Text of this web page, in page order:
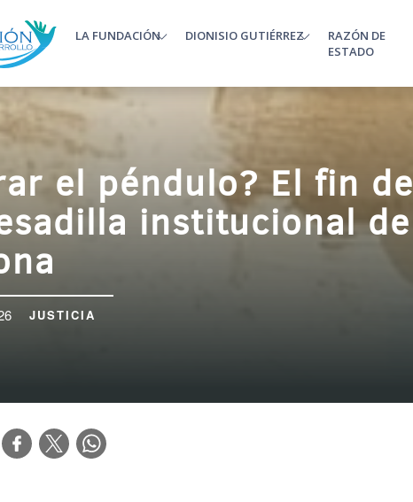
LA FUNDACIÓN DIONISIO GUTIÉRREZ
RAZÓN DE
ESTADO
el péndulo? El fin de
institucional de
JUSTICIA